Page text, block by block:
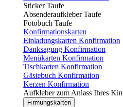
Sticker Taufe
Absenderaufkleber Taufe
Fotobuch Taufe
Konfirmationskarten
Einladungskarten Konfirmation
Danksagung Konfirmation
Menükarten Konfirmation
Tischkarten Konfirmation
Gästebuch Konfirmation
Kerzen Konfirmation
Aufkleber zum Anlass Ihres
Firmungskarten